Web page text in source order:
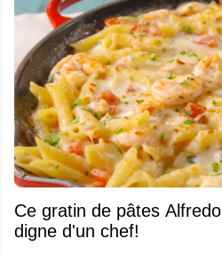
Ce gratin de pâtes
digne d'un chef!